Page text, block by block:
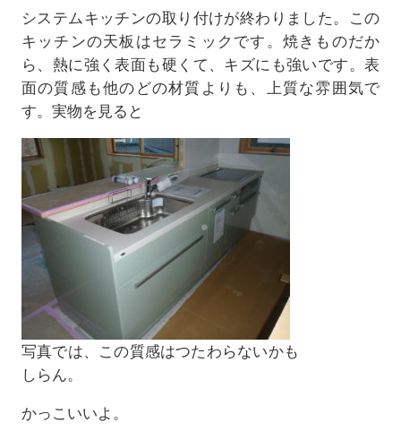
システムキッチンの取り付けが終わりました。この
キッチンの天板はセラミックです。焼きものだか
ら、熱に強く表面も硬くて、キズにも強いです。表
面の質感も他のどの材質よりも、上質な雰囲気で
す。実物を見ると
写真では、この質感はつたわらないかも
しらん。
かっこいいよ。